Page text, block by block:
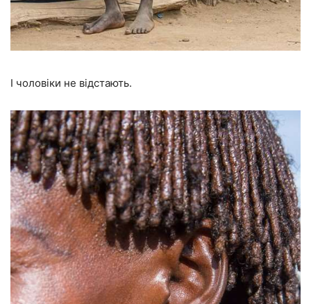
І чоловіки не відстають.